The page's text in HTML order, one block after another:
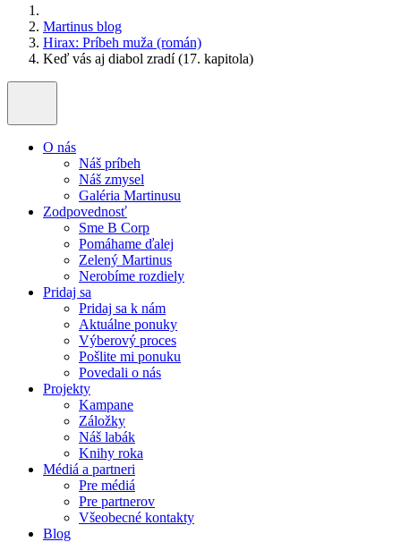
Martinus blog
Hirax: Príbeh muža (román)
Keď vás aj diabol zradí (17. kapitola)
O nás
Náš príbeh
Náš zmysel
Galéria Martinusu
Zodpovednosť
Sme B Corp
Pomáhame ďalej
Zelený Martinus
Nerobíme rozdiely
Pridaj sa
Pridaj sa k nám
Aktuálne ponuky
Výberový proces
Pošlite mi ponuku
Povedali o nás
Projekty
Kampane
Záložky
Náš labák
Knihy roka
Médiá a partneri
Pre médiá
Pre partnerov
Všeobecné kontakty
Blog